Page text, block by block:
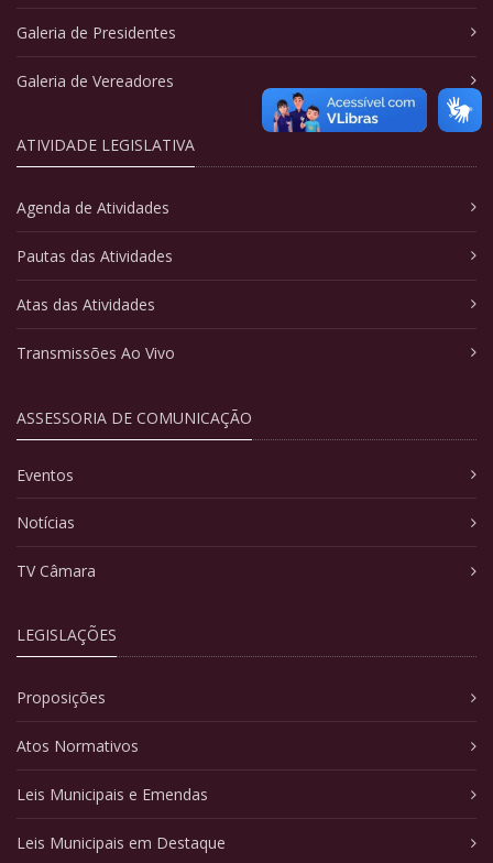
Galeria de Presidentes
Galeria de Vereadores
ATIVIDADE LEGISLATIVA
Agenda de Atividades
Pautas das Atividades
Atas das Atividades
Transmissões Ao Vivo
ASSESSORIA DE COMUNICAÇÃO
Eventos
Notícias
TV Câmara
LEGISLAÇÕES
Proposições
Atos Normativos
Leis Municipais e Emendas
Leis Municipais em Destaque